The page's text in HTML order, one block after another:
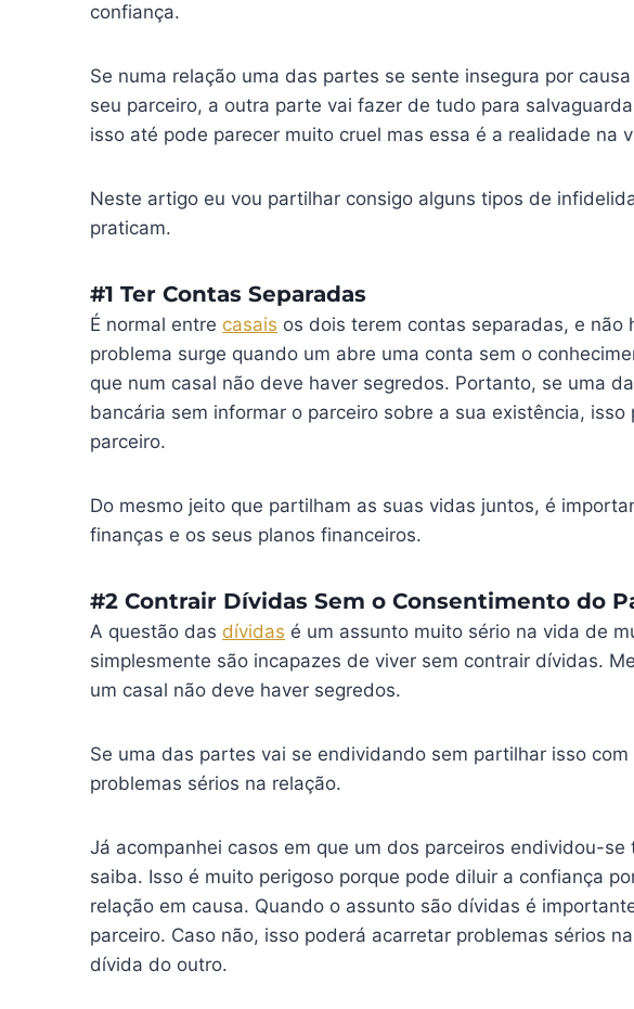
confiança.
Se numa relação uma das partes se sente insegura por
seu parceiro, a outra parte vai fazer de tudo para
isso até pode parecer muito cruel mas essa é a realidade na
Neste artigo eu vou partilhar consigo alguns tipos de
praticam.
#1 Ter Contas Separadas
É normal entre casais os dois terem contas separadas, e não
problema surge quando um abre uma conta sem o
que num casal não deve haver segredos. Portanto, se uma
bancária sem informar o parceiro sobre a sua existência,
parceiro.
Do mesmo jeito que partilham as suas vidas juntos, é
finanças e os seus planos financeiros.
#2 Contrair Dívidas Sem o Consentimento do
A questão das dívidas é um assunto muito sério na vida de
simplesmente são incapazes de viver sem contrair dívidas.
um casal não deve haver segredos.
Se uma das partes vai se endividando sem partilhar isso
problemas sérios na relação.
Já acompanhei casos em que um dos parceiros endividou-
saiba. Isso é muito perigoso porque pode diluir a confiança
relação em causa. Quando o assunto são dívidas é
parceiro. Caso não, isso poderá acarretar problemas sérios
dívida do outro.